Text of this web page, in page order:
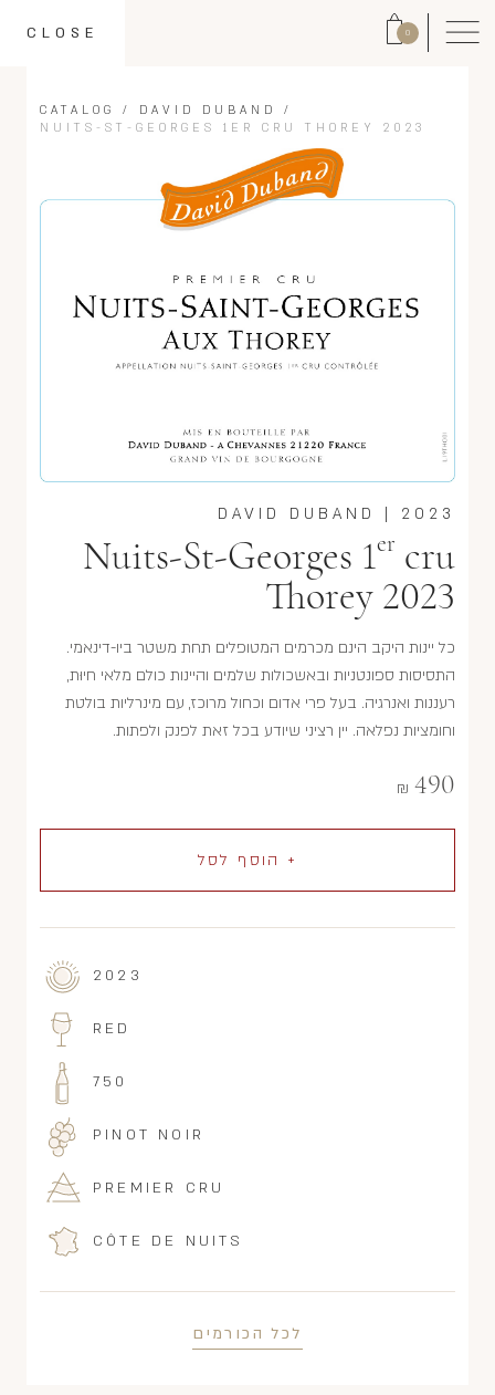
0
CLOSE
CATALOG / DAVID DUBAND
/
NUITS-ST-GEORGES 1ER CRU THOREY 2023
2023
|
DAVID DUBAND
Nuits-St-Georges 1er cru
Thorey 2023
כל יינות היקב הינם מכרמים המטופלים תחת משטר ביו-דינאמי.
התסיסות ספונטניות ובאשכולות שלמים והיינות כולם מלאי חיוּת,
רעננות ואנרגיה. בעל פרי אדום וכחול מרוכז, עם מינרליות בולטת
וחומציות נפלאה. יין רציני שיודע בכל זאת לפנק ולפתות.
490
₪
+ הוסף לסל
2023
RED
750
PINOT NOIR
PREMIER CRU
CÔTE DE NUITS
לכל הכורמים